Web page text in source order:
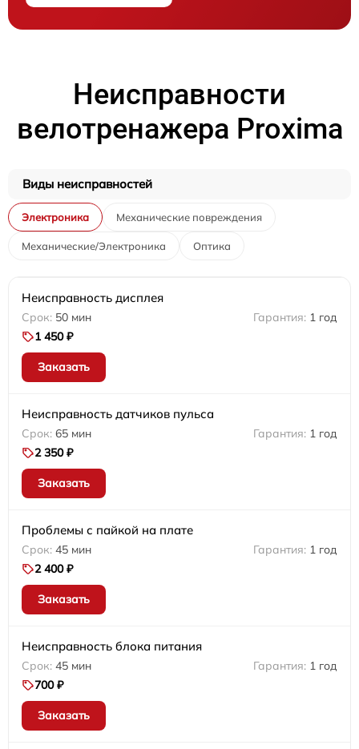
Неисправности
велотренажера Proxima
Виды неисправностей
Электроника Механические повреждения
Механические/Электроника Оптика
Неисправность дисплея
50 мин
1 год
1 450 ₽
Заказать
Неисправность датчиков пульса
65 мин
1 год
2 350 ₽
Заказать
Проблемы с пайкой на плате
45 мин
1 год
2 400 ₽
Заказать
Неисправность блока питания
45 мин
1 год
700 ₽
Заказать